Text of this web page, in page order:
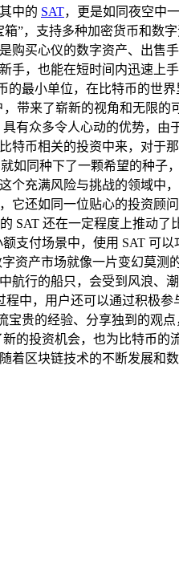
中的 SAT，更是如同夜空中
”，支持多种加密货币和数
买心仪的数字资产、出售
，也能在短时间内迅速上
最小单位，在比特币的世
带来了崭新的视角和无限的
有众多令人心动的优势，
币相关的投资中来，对于
同种下了一颗希望的种子
充满风险与挑战的领域中
还如同一位贴心的投资顾
SAT 还在一定程度上推动
支付场景中，使用 SAT 可
产市场就像一片变幻莫测
行的船只，会受到风浪、
中，用户还可以通过积极
贵的经验、分享独到的观
的投资机会，也为比特币
区块链技术的不断发展和